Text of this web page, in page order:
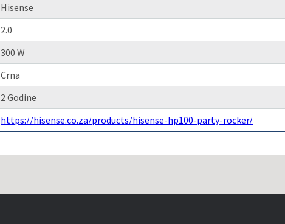
Hisense
2.0
300 W
Crna
2 Godine
https://hisense.co.za/products/hisense-hp100-party-rocker/